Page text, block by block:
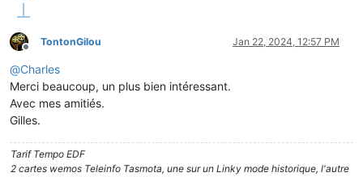
Offline
TontonGilou Jan 22, 2024, 12:57 PM
@Charles
Merci beaucoup, un plus bien intéressant.
Avec mes amitiés.
Gilles.
Tarif Tempo EDF
2 cartes wemos Teleinfo Tasmota, une sur un Linky mode historique, l'autre